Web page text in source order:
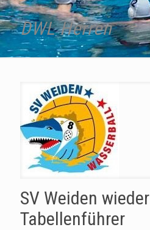
DWL Herren
SV Weiden wieder
Tabellenführer